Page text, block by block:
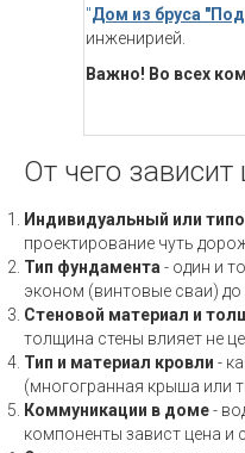
"Дом из бруса
инженирией.
Важно! Во всех
От чего зависит
Индивидуальный или
проектирование чуть
Тип фундамента - один и
эконом (винтовые сваи)
Стеновой материал и
толщина стены влияет не
Тип и материал кровли -
(многогранная крыша или
Коммуникации в доме-
компоненты завист цена и